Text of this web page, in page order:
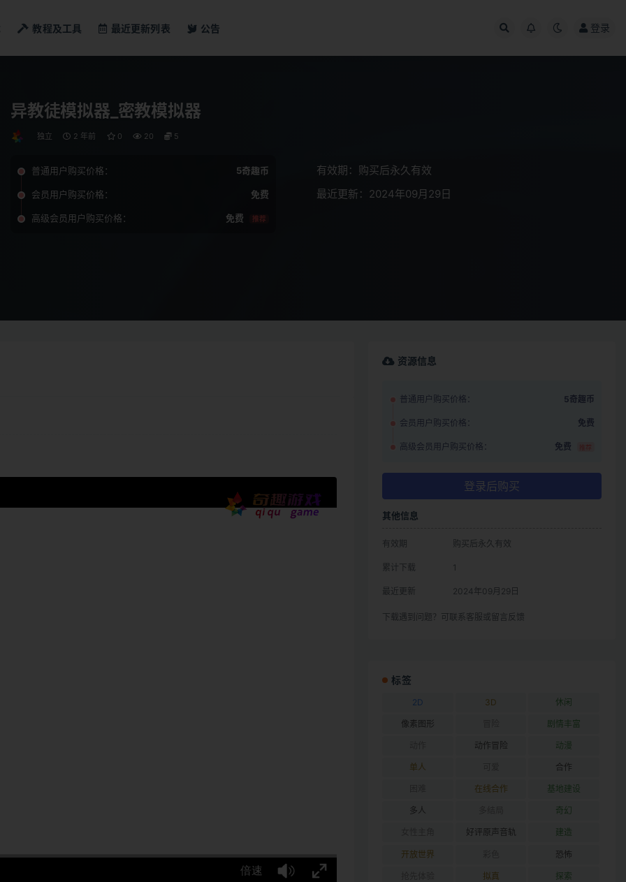
教程及工具 最近更新列表 公告 登录
异教徒模拟器_密教模拟器
独立 2 年前 0 20 5
普通用户购买价格： 5奇趣币
会员用户购买价格： 免费
高级会员用户购买价格： 免费 推荐
有效期：购买后永久有效
最近更新：2024年09月29日
资源信息
普通用户购买价格： 5奇趣币
会员用户购买价格： 免费
高级会员用户购买价格： 免费 推荐
登录后购买
其他信息
有效期 购买后永久有效
累计下载 1
最近更新 2024年09月29日
下载遇到问题？可联系客服或留言反馈
标签
2D 3D 休闲
像素图形 剧情丰富
动作冒险 动漫
单人 合作
在线合作 基地建设
多人 奇幻
好评原声音轨 建造
开放世界 恐怖
拟真 探索